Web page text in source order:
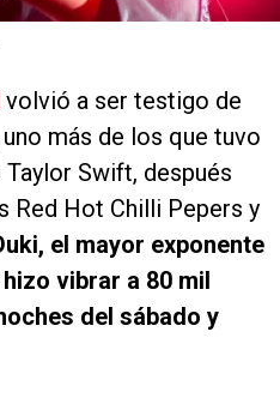
volvió a ser testigo de
más de los que tuvo
Swift, después
Red Hot Chilli Pepers y
el mayor exponente
vibrar a 80 mil
del sábado y